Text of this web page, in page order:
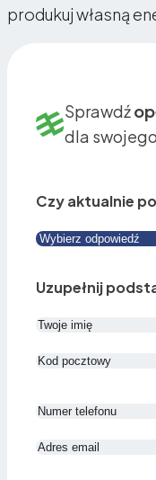
produkuj własną
Sprawdź
dla
Czy aktualnie
Uzupełnij